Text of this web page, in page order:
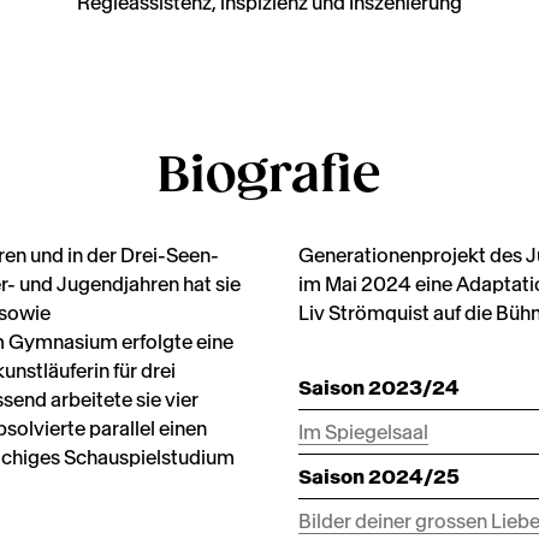
Biografie
und in der Drei-Seen-
und Jugendjahren hat sie
erfolgte eine
für drei
arbeitete sie vier
parallel einen
Schauspielstudium
Generationenprojekt des
im Mai 2024 eine
Liv Strömquist auf die
Saison 2023/24
Im Spiegelsaal
Saison 2024/25
Bilder deiner grossen Liebe